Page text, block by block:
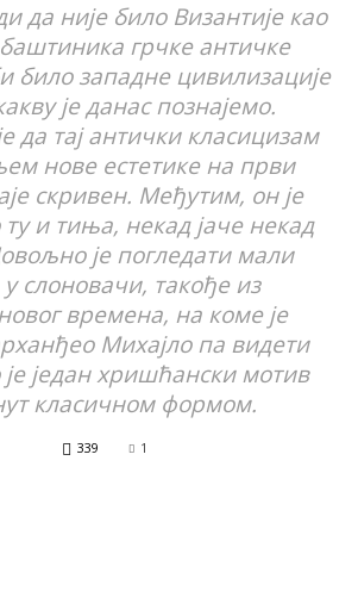
да није било Византије као
грчке античке
било западне цивилизације
је данас познајемо.
да тај антички класицизам
нове естетике на први
скривен. Међутим, он је
и тиња, некад јаче некад
је погледати мали
слоновачи, такође из
времена, на коме је
Михајло па видети
један хришћански мотив
класичном формом.
339 1